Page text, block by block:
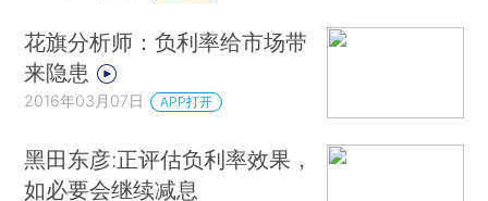
花旗分析师：负利率给市场带
来隐患
2016年03月07日 APP打开
黑田东彦:正评估负利率效果，
如必要会继续减息